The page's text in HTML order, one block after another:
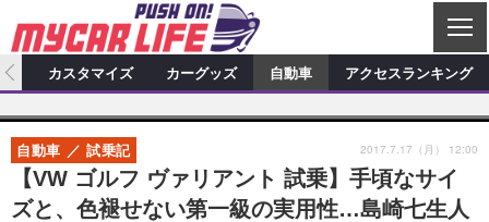
C
L
S
カーオーディオ
特集記事 新製品情報
プロショップ検索 ショップ訪問記
カーオーディオニュース デモカー製作記
カスタマイズ
カスタマイズ特集記事 カスタマイズ新製品情報
カスタマイズニュース
カーグッズ
カーグッズ特集記事 カーグッズ新製品情報
自動車
カスタマイズ カーグッズ 自動車 アクセスランキング
【VW ゴルフ ヴァリアント 試乗】手頃なサイ
ズと、色褪せない第一級の実用性…島崎七生人
自動車 試乗記 2017.7.17（月） 12:00